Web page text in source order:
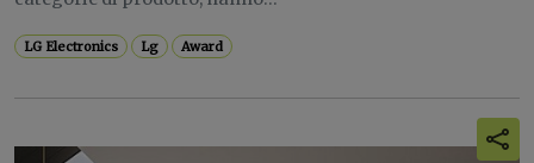
LG Electronics Lg Award